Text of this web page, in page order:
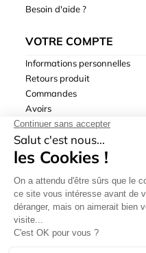
Besoin d'aide ?
VOTRE COMPTE
Informations personnelles
Retours produit
Commandes
Avoirs
Adresses
Bons de réduction